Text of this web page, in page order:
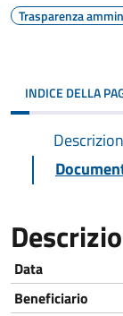
Trasparenza
INDICE DELLA
Data
Beneficiario